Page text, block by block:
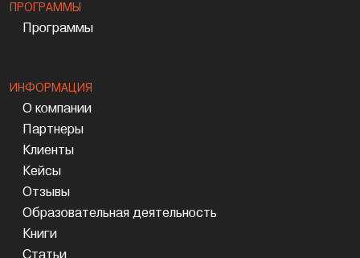
ПРОГРАММЫ
Программы
ИНФОРМАЦИЯ
О компании
Партнеры
Клиенты
Кейсы
Отзывы
Образовательная деятельность
Книги
Статьи